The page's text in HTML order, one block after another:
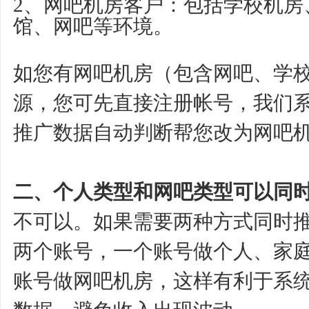
2、网吧机房客户：包括学校机
馆、网吧等环境。
如您有网吧机房（包含网吧、学
源，您可先直接注册帐号，我们
推广数据自动判断帮您改为网吧
二、个人类型和网吧类型可以同
不可以。如果需要两种方式同时
两个账号，一个账号做个人、家
账号做网吧机房，这样有利于系